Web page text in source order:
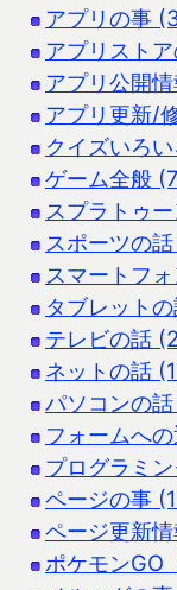
アプリの事
アプリスト
アプリ公開
アプリ更新/
クイズいろ
ゲーム全般
スプラトゥ
スポーツの
スマートフ
タブレット
テレビの話
ネットの話
パソコンの
フォームへ
プログラミ
ページの事
ページ更新
ポケモンGO